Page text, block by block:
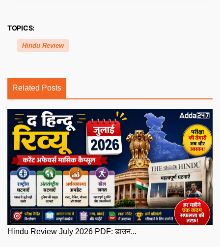
TOPICS:
Hindu Review
Related Posts
Hindu Review July 2026 PDF: डाउन...